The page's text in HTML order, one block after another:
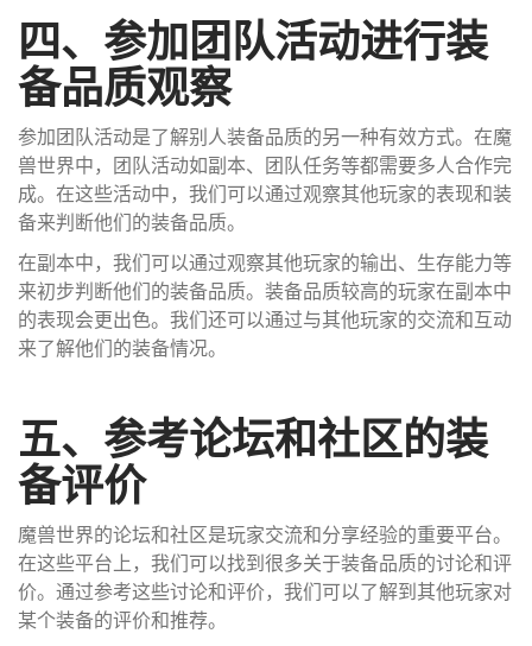
四、参加团队活动进行装
备品质观察
参加团队活动是了解别人装备品质的另一种有效方式。在魔
兽世界中，团队活动如副本、团队任务等都需要多人合作完
成。在这些活动中，我们可以通过观察其他玩家的表现和装
备来判断他们的装备品质。
在副本中，我们可以通过观察其他玩家的输出、生存能力等
来初步判断他们的装备品质。装备品质较高的玩家在副本中
的表现会更出色。我们还可以通过与其他玩家的交流和互动
来了解他们的装备情况。
五、参考论坛和社区的装
备评价
魔兽世界的论坛和社区是玩家交流和分享经验的重要平台。
在这些平台上，我们可以找到很多关于装备品质的讨论和评
价。通过参考这些讨论和评价，我们可以了解到其他玩家对
某个装备的评价和推荐。